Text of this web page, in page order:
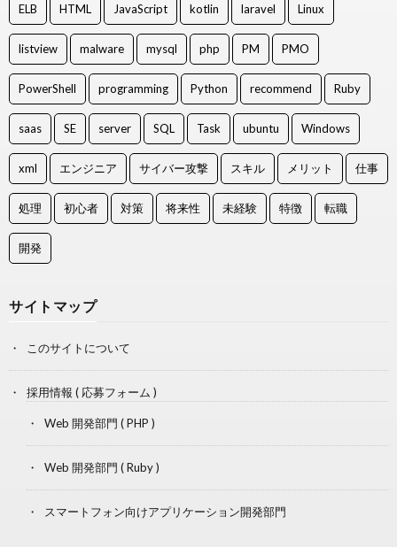
ELB HTML JavaScript kotlin laravel Linux
listview malware mysql php PM PMO
PowerShell programming Python recommend Ruby
saas SE server SQL Task ubuntu Windows
xml エンジニア サイバー攻撃 スキル メリット 仕事
処理 初心者 対策 将来性 未経験 特徴 転職
開発
サイトマップ
このサイトについて
採用情報 ( 応募フォーム )
Web 開発部門 ( PHP )
Web 開発部門 ( Ruby )
スマートフォン向けアプリケーション開発部門